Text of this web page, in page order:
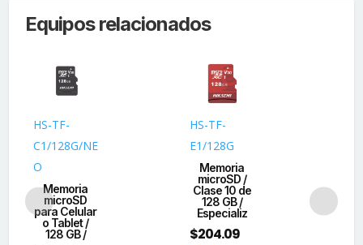
64GB
Videovigilancia
(Uso
Compatibles
con
cámaras
HIKVISION
Equipos relacionados
HS-TF-
C1/128G/NE
O
Memoria
microSD
para Celular
o Tablet /
128 GB /
HS-TF-
E1/128G
Memoria
microSD /
Clase 10 de
128 GB /
Especializ
$204.09